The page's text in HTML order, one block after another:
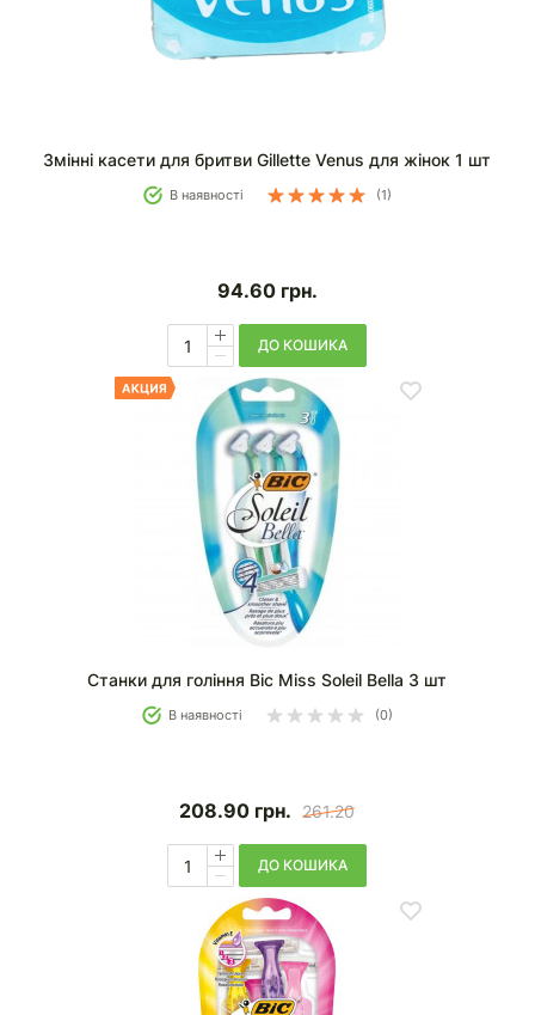
Змінні касети для бритви Gillette Venus для жінок 1 шт
В наявності (1)
94.60 грн.
ДО КОШИКА
Станки для гоління Bic Miss Soleil Bella 3 шт
В наявності (0)
208.90 грн. 261.20
ДО КОШИКА